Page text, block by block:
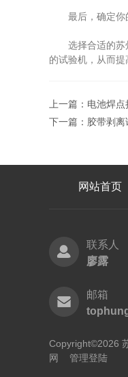
最后，确定你的
选择合适的苏州
的试验机，从而提
上一篇： 电池焊点
下一篇： 胶带剥
网站首页
联系人
廖露
邮箱
Copyright©2026
网
管理登陆